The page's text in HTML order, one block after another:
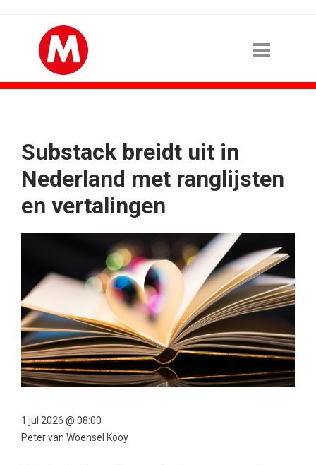
Substack breidt uit in
Nederland met ranglijsten
en vertalingen
1 jul 2026 @ 08:00
Peter van Woensel Kooy